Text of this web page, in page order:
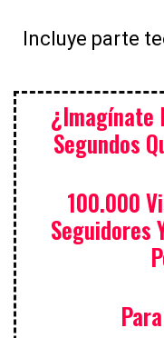
Incluye parte
¿Imagínate
Segundos
100.000
Seguidores